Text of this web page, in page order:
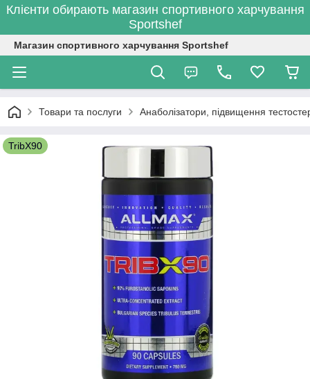
Клієнти обирають магазин спортивного харчування
Sportshef
Магазин спортивного харчування Sportshef
Товари та послуги Анаболізатори, підвищення
TribX90